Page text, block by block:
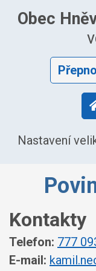
Obec
Nastavení
Kontakty
Telefon: 777
E-mail: